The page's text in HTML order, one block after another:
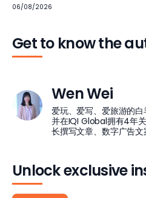
06/08/2026
Get to know the
Wen Wei
爱玩、爱写、爱旅游的
并在IQI Global拥有4年
长撰写文章、数字广告
Unlock exclusive